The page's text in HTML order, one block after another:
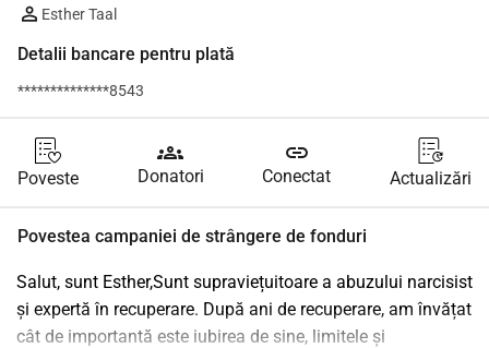
Esther Taal
Detalii bancare pentru plată
**************8543
Poveste
groups
Donatori
link
Conectat Actualizări
Povestea campaniei de strângere de fonduri
Salut, sunt Esther,Sunt supraviețuitoare a abuzului narcisist
și expertă în recuperare. După ani de recuperare, am învățat
cât de importantă este iubirea de sine, limitele și